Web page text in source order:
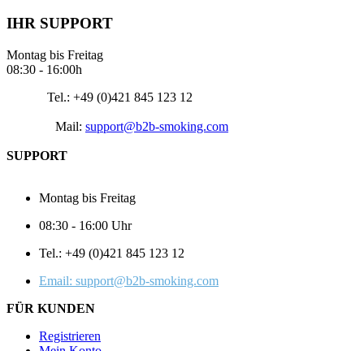
IHR SUPPORT
Montag bis Freitag
08:30 - 16:00h
Tel.: +49 (0)421 845 123 12
Mail: support@b2b-smoking.com
SUPPORT
Montag bis Freitag
08:30 - 16:00 Uhr
Tel.: +49 (0)421 845 123 12
Email: support@b2b-smoking.com
FÜR KUNDEN
Registrieren